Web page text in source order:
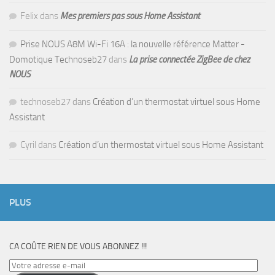
Felix dans Mes premiers pas sous Home Assistant
Prise NOUS A8M Wi-Fi 16A : la nouvelle référence Matter -
Domotique Technoseb27 dans La prise connectée ZigBee de chez
NOUS
technoseb27 dans Création d’un thermostat virtuel sous Home
Assistant
Cyril dans Création d’un thermostat virtuel sous Home Assistant
PLUS
CA COÛTE RIEN DE VOUS ABONNEZ !!!
Votre